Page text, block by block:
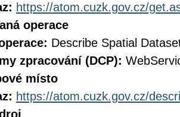
https://atom.cuzk.gov.cz/
operace
Describe Spatial
zpracování (DCP):
místo
https://atom.cuzk.gov.cz/